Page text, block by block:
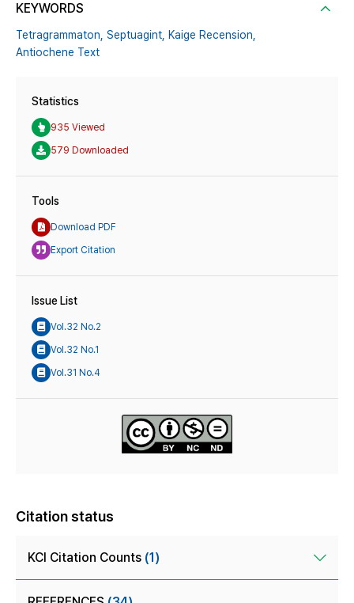
KEYWORDS
Tetragrammaton, Septuagint, Kaige Recension,
Antiochene Text
Statistics
935 Viewed
579 Downloaded
Tools
Download PDF
Export Citation
Issue List
Vol.32 No.2
Vol.32 No.1
Vol.31 No.4
Citation status
KCI Citation Counts (1)